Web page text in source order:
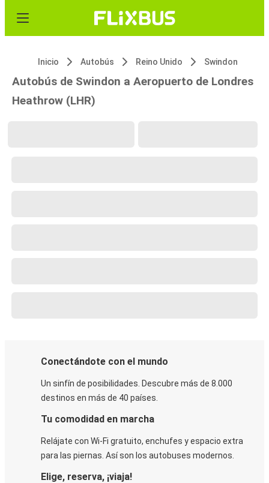
Inicio Autobús Reino Unido Swindon
Autobús de Swindon a Aeropuerto de Londres
Heathrow (LHR)
Conectándote con el mundo
Un sinfín de posibilidades. Descubre más de 8.000
destinos en más de 40 países.
Tu comodidad en marcha
Relájate con Wi-Fi gratuito, enchufes y espacio extra
para las piernas. Así son los autobuses modernos.
Elige, reserva, ¡viaja!